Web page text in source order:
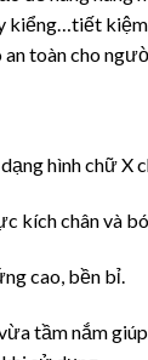
kiểng…tiết
toàn cho
hình chữ X
kích chân và
cao, bền bỉ.
tầm nắm